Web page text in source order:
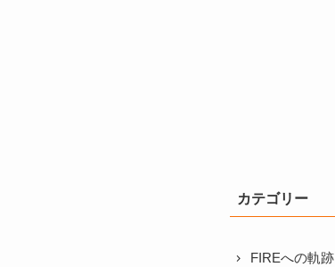
カテゴリー
FIREへの軌跡